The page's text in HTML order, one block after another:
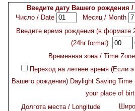
Введите дату Вашего рождения
Число / Date
Месяц / Month
Введите время рождения (в формате
(24hr format)
Временная зона / Time Zone
Переход на летнее время (Если
Вашего рождения) Daylight Saving
your place of
Долгота места / Longitude